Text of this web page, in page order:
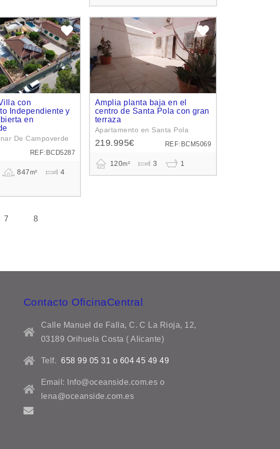
con
Independiente y
en
De Campoverde
REF:BCD5287
847m² 4
Amplia planta baja en el
centro de Santa Pola con gran
terraza
Apartamento en Santa Pola
REF:BCM5069
219.995€
120m² 3 1
7 8
Contacto OficinaCentral
Calle Manuel de Falla, C. C La Rioja, 12,
03189 Orihuela Costa ( Alicante)
Telf. 658 99 05 31 o 604 45 49 49
Email: Info@oceanside.com.es o
lena@oceanside.com.es